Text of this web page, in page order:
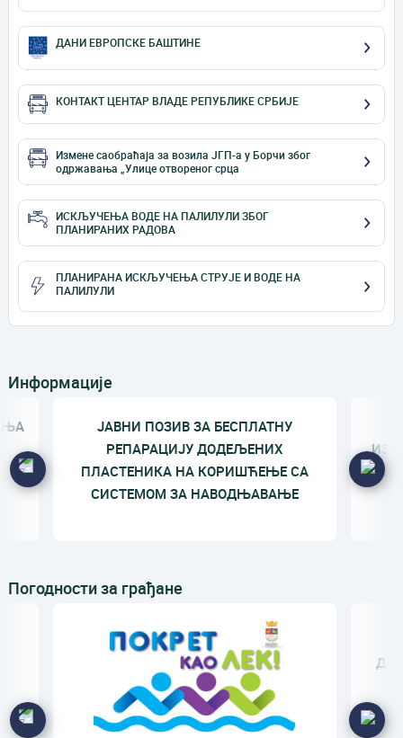
ДАНИ ЕВРОПСКЕ БАШТИНЕ
КОНТАКТ ЦЕНТАР ВЛАДЕ РЕПУБЛИКЕ СРБИЈЕ
Измене саобраћаја за возила ЈГП-а у Борчи због
одржавања „Улице отвореног срца
ИСКЉУЧЕЊА ВОДЕ НА ПАЛИЛУЛИ ЗБОГ
ПЛАНИРАНИХ РАДОВА
ПЛАНИРАНА ИСКЉУЧЕЊА СТРУЈЕ И ВОДЕ НА
ПАЛИЛУЛИ
Информације
ЈАВНИ ПОЗИВ ЗА БЕСПЛАТНУ
РЕПАРАЦИЈУ ДОДЕЉЕНИХ
ПЛАСТЕНИКА НА КОРИШЋЕЊЕ СА
СИСТЕМОМ ЗА НАВОДЊАВАЊЕ
Погодности за грађане
Да